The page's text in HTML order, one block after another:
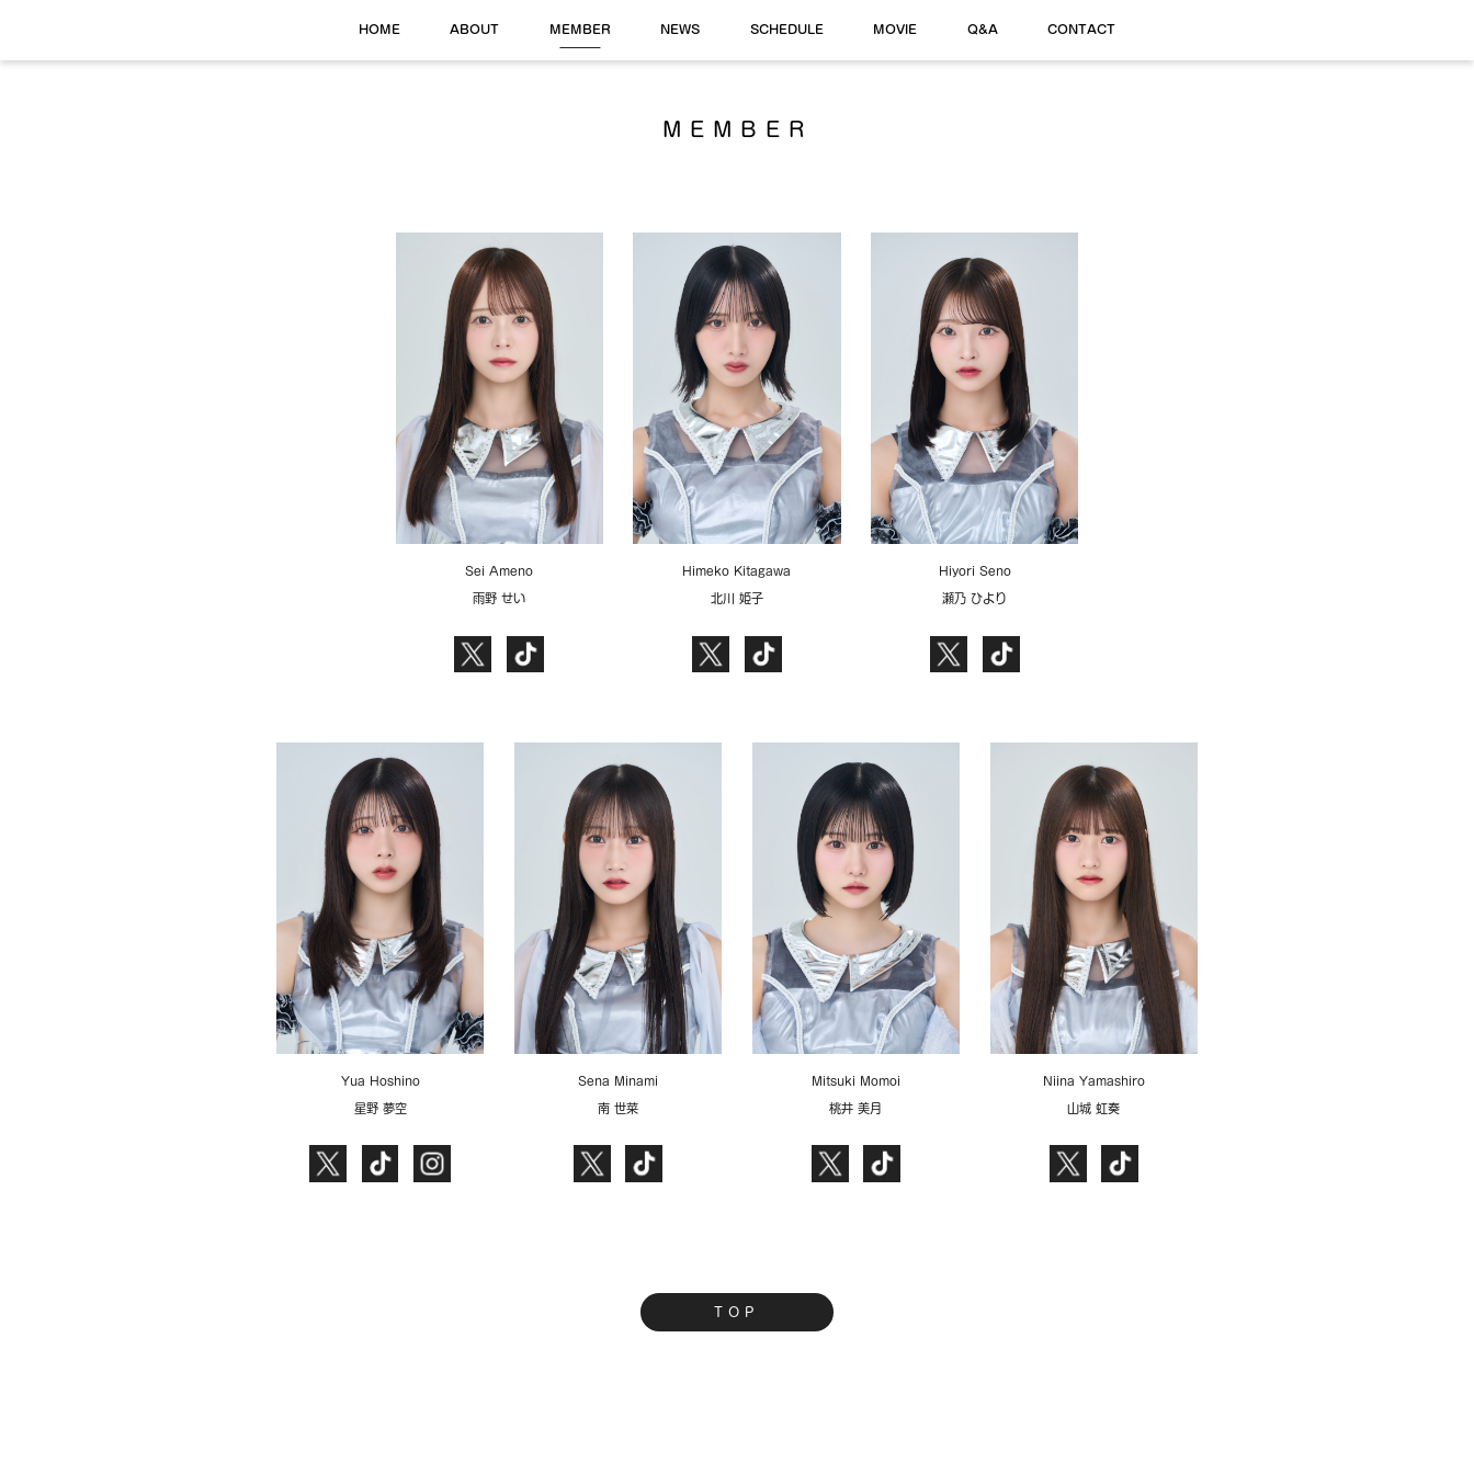
HOME ABOUT MEMBER NEWS SCHEDULE MOVIE Q&A CONTACT
MEMBER
Sei Ameno
雨野 せい
Himeko Kitagawa
北川 姫子
Hiyori Seno
瀬乃 ひより
Yua Hoshino
星野 夢空
Sena Minami
南 世菜
Mitsuki Momoi
桃井 美月
Niina Yamashiro
山城 虹奏
TOP